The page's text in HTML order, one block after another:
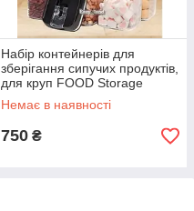
Набір контейнерів для
зберігання сипучих продуктів,
для круп FOOD Storage
Container 7шт прямокутні із
щільною кришкою
Немає в наявності
750 ₴